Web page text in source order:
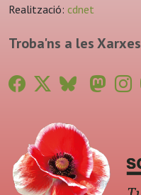
Realització: cdnet
Troba'ns a les Xarxes